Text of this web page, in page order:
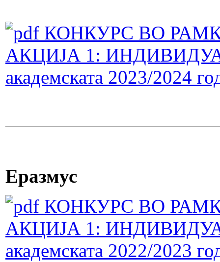
КОНКУРС ВО
АКЦИЈА 1:
академската 2023/2024
Еразмус
КОНКУРС ВО
АКЦИЈА 1:
академската 2022/2023